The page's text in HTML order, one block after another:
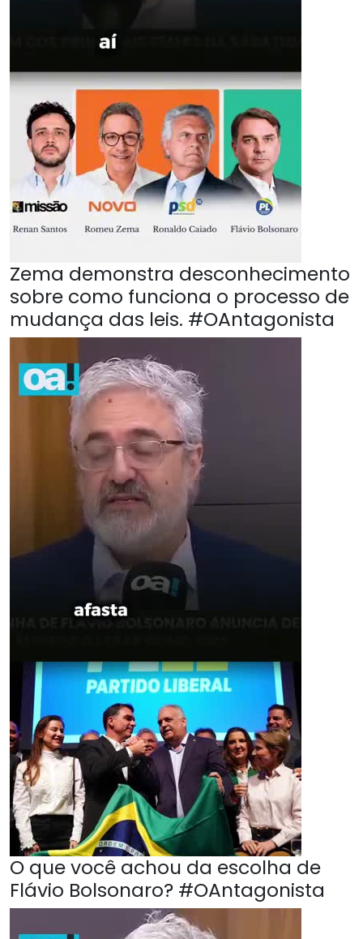
Zema demonstra desconhecimento
sobre como funciona o processo de
mudança das leis. #OAntagonista
O que você achou da escolha de
Flávio Bolsonaro? #OAntagonista